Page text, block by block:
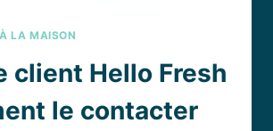
LA MAISON
client Hello Fresh
le contacter